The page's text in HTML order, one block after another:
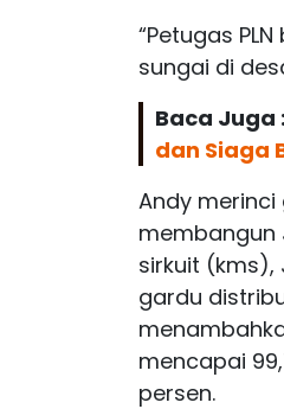
“Petugas
sungai di
Baca Juga :
dan Siaga
Andy merinci
membangun
sirkuit (kms),
gardu
mencapai
persen.